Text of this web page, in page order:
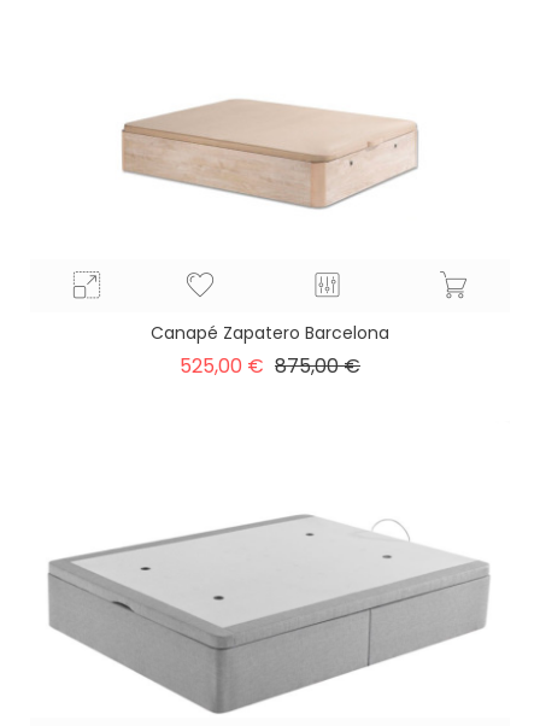
Canapé Zapatero Barcelona
525,00 € Precio
875,00 €Precio